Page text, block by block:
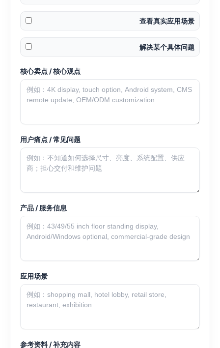
查看真实应用场景
解决某个具体问题
核心卖点 / 核心观点
用户痛点 / 常见问题
产品 / 服务信息
应用场景
参考资料 / 补充内容